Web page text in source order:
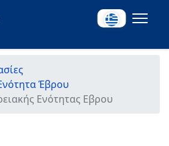
Έβρου
Ενότητας Εβρου